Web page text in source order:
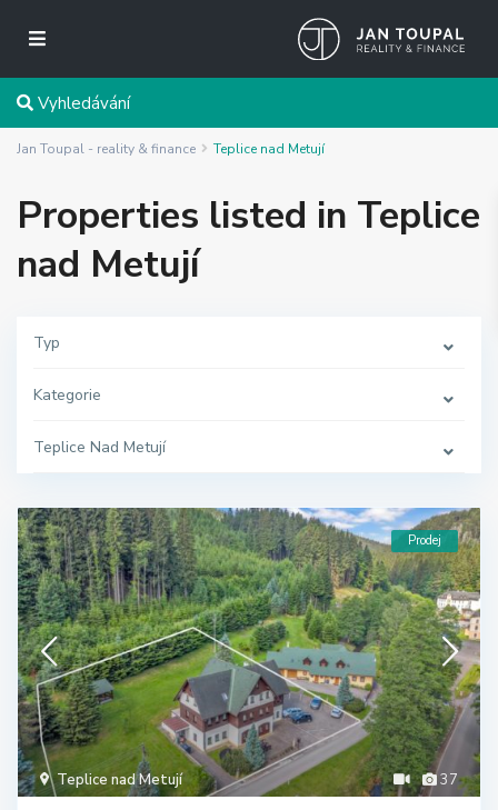
Vyhledávání
Jan Toupal - reality & finance Teplice nad Metují
Properties listed in Teplice
nad Metují
Typ
Kategorie
Teplice Nad Metují
37
Teplice nad Metují
Prodej